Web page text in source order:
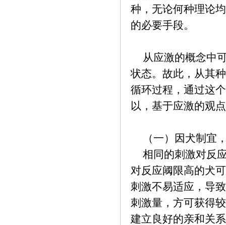
种，无论何种理论
的必要手段。
从应激的概念中
状态。故此，从其
循环过程，通过这
以，基于应激的观
（一）因犬制宜
相同的刺激对反
对反应阈限高的犬
刺激不易适应，导
刺激量，方可获得
建立良好的亲和关